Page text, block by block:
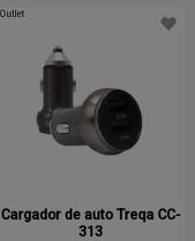
Outlet
Cargador de auto Treqa CC-
313